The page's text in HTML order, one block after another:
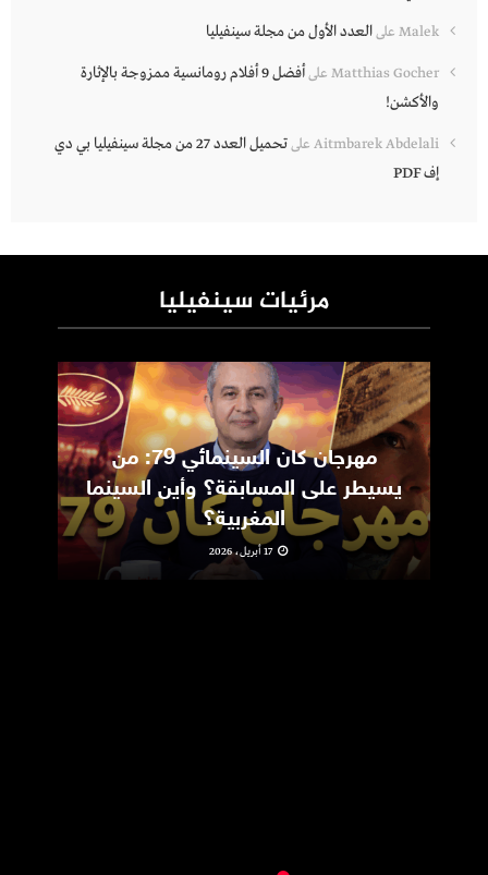
Malek علىالعدد الأول من مجلة سينفيليا
Matthias Gocher على
أفضل 9 أفلام رومانسية ممزوجة بالإثارة
والأكشن!
Aitmbarek Abdelali على
تحميل العدد 27 من مجلة سينفيليا بي دي
إف PDF
مرئيات سينفيليا
مهرجان كان السينمائي 79: من
يسيطر على المسابقة؟ وأين السينما
المغربية؟
17 أبريل، 2026